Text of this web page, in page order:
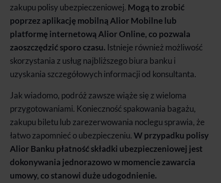
zakupu polisy ubezpieczeniowej. Mogą to zrobić
poprzez aplikację mobilną Alior Mobilne lub
platformę internetową Alior Online, co pozwala
zaoszczędzić sporo czasu. Istnieje również możliwość
skorzystania z usług najbliższego biura banku i
uzyskania szczegółowych informacji od konsultanta.
Jak wiadomo, podróż zawsze wiąże się z wieloma
przygotowaniami. Konieczność spakowania bagażu,
zakupu biletu lub zarezerwowania noclegu sprawia, że
łatwo zapomnieć o ubezpieczeniu.W przypadku polisy
Alior Banku płatność składki ubezpieczeniowej jest
dokonywania jednorazowo w momencie zawarcia
umowy, co stanowi duże udogodnienie.